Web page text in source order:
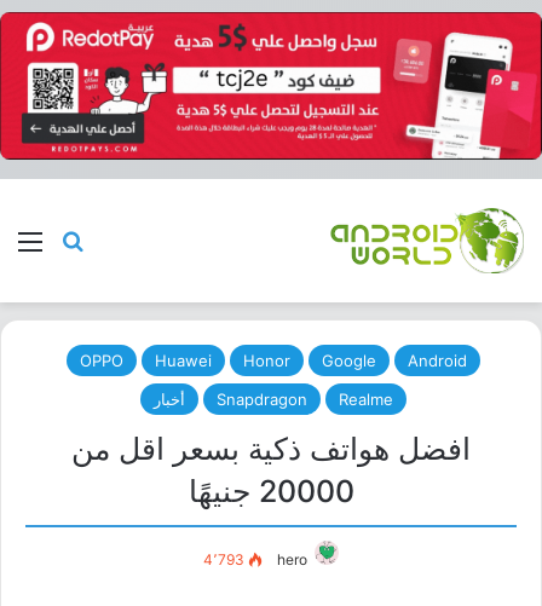
بحث
Android
Google
Honor
Huawei
OPPO
Realme
Snapdragon أخبار
افضل هواتف ذكية بسعر اقل من
20000 جنيهًا
hero 4٬793